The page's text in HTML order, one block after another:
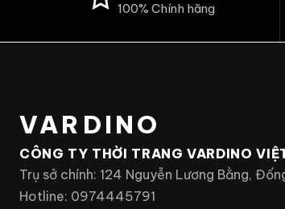
100% Chính hãng
VARDINO
CÔNG TY THỜI TRANG VARDINO
Trụ sở chính: 124 Nguyễn Lương Bằng,
Hotline: 0974445791